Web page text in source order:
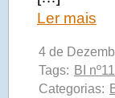
Ler mais
4 de
Tags: BI
Categorias: